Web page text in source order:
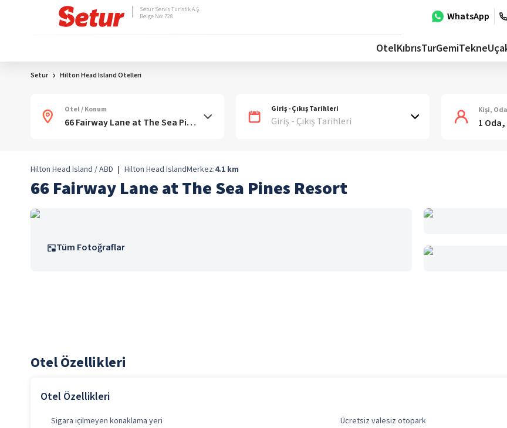
WhatsApp
Setur Servis Turistik A.Ş.
Belge No: 728
OtelKıbrısTurGemiTekne
Setur Hilton Head Island Otelleri
Otel / Konum Giriş - Çıkış Tarihleri
Giriş - Çıkış Tarihleri
Kişi, Oda
1
Hilton Head Island / ABD | Hilton Head IslandMerkez:4.1 km
66 Fairway Lane at The Sea Pines Resort
Tüm Fotoğraflar
Otel Özellikleri
Otel Özellikleri
Sigara içilmeyen konaklama yeri
Ücretsiz valesiz otopark